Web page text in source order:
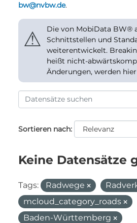
bw@nvbw.de.
⚠
Die von MobiData BW®
Schnittstellen und
weiterentwickelt.
heißt nicht-
Änderungen, werden
Sortieren nach
Keine Datensätze
Tags: Radwege
mcloud_category_roads
Baden-Württemberg